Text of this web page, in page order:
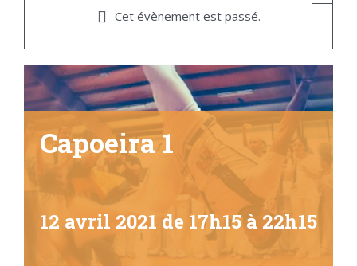
Cet évènement est passé.
Capoeira 1
12 avril 2021 de 17h15à 22h15